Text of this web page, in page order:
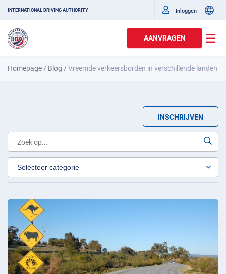
INTERNATIONAL DRIVING AUTHORITY Inloggen
AANVRAGEN
Homepage / Blog /Vreemde verkeersborden in verschillende landen
INSCHRIJVEN